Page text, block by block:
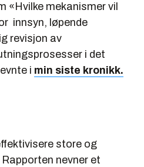
« Hvilke mekanismer vil
innsyn, løpende
revisjon av
i det
i min siste kronikk.
store og
nevner et